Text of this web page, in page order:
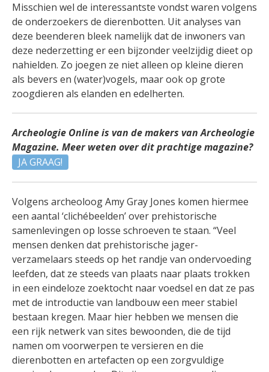
Misschien wel de interessantste vondst waren volgens
de onderzoekers de dierenbotten. Uit analyses van
deze beenderen bleek namelijk dat de inwoners van
deze nederzetting er een bijzonder veelzijdig dieet op
nahielden. Zo joegen ze niet alleen op kleine dieren
als bevers en (water)vogels, maar ook op grote
zoogdieren als elanden en edelherten.
Archeologie Online is van de makers van Archeologie
Magazine. Meer weten over dit prachtige magazine?
JA GRAAG!
Volgens archeoloog Amy Gray Jones komen hiermee
een aantal ‘clichébeelden’ over prehistorische
samenlevingen op losse schroeven te staan. “Veel
mensen denken dat prehistorische jager-
verzamelaars steeds op het randje van ondervoeding
leefden, dat ze steeds van plaats naar plaats trokken
in een eindeloze zoektocht naar voedsel en dat ze pas
met de introductie van landbouw een meer stabiel
bestaan kregen. Maar hier hebben we mensen die
een rijk netwerk van sites bewoonden, die de tijd
namen om voorwerpen te versieren en die
dierenbotten en artefacten op een zorgvuldige